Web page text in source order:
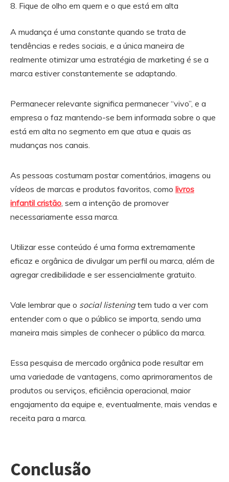
Fique de olho em quem e o que está em alta
A mudança é uma constante quando se trata de
tendências e redes sociais, e a única maneira de
realmente otimizar uma estratégia de marketing é se a
marca estiver constantemente se adaptando.
Permanecer relevante significa permanecer “vivo”, e a
empresa o faz mantendo-se bem informada sobre o que
está em alta no segmento em que atua e quais as
mudanças nos canais.
As pessoas costumam postar comentários, imagens ou
vídeos de marcas e produtos favoritos, como livros
infantil cristão, sem a intenção de promover
necessariamente essa marca.
Utilizar esse conteúdo é uma forma extremamente
eficaz e orgânica de divulgar um perfil ou marca, além de
agregar credibilidade e ser essencialmente gratuito.
Vale lembrar que o social listeningtem tudo a ver com
entender com o que o público se importa, sendo uma
maneira mais simples de conhecer o público da marca.
Essa pesquisa de mercado orgânica pode resultar em
uma variedade de vantagens, como aprimoramentos de
produtos ou serviços, eficiência operacional, maior
engajamento da equipe e, eventualmente, mais vendas e
receita para a marca.
Conclusão